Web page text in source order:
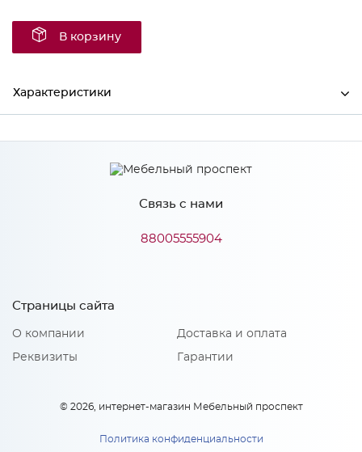
В корзину
Характеристики
Производитель Сурская мебель
АНД/СИЛК
Связь с нами
88005555904
Страницы сайта
О компании
Реквизиты
Доставка и оплата
Гарантии
© 2026, интернет-магазин Мебельный проспект
Политика конфиденциальности